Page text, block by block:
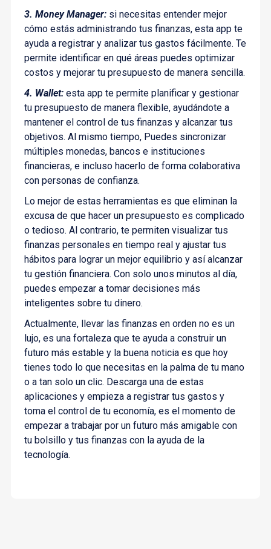
3. Money Manager:si necesitas entender mejor
cómo estás administrando tus finanzas, esta app te
ayuda a registrar y analizar tus gastos fácilmente. Te
permite identificar en qué áreas puedes optimizar
costos y mejorar tu presupuesto de manera sencilla.
4. Wallet:esta app te permite planificar y gestionar
tu presupuesto de manera flexible, ayudándote a
mantener el control de tus finanzas y alcanzar tus
objetivos. Al mismo tiempo, Puedes sincronizar
múltiples monedas, bancos e instituciones
financieras, e incluso hacerlo de forma colaborativa
con personas de confianza.
Lo mejor de estas herramientas es que eliminan la
excusa de que hacer un presupuesto es complicado
o tedioso. Al contrario, te permiten visualizar tus
finanzas personales en tiempo real y ajustar tus
hábitos para lograr un mejor equilibrio y así alcanzar
tu gestión financiera. Con solo unos minutos al día,
puedes empezar a tomar decisiones más
inteligentes sobre tu dinero.
Actualmente, llevar las finanzas en orden no es un
lujo, es una fortaleza que te ayuda a construir un
futuro más estable y la buena noticia es que hoy
tienes todo lo que necesitas en la palma de tu mano
o a tan solo un clic. Descarga una de estas
aplicaciones y empieza a registrar tus gastos y
toma el control de tu economía, es el momento de
empezar a trabajar por un futuro más amigable con
tu bolsillo y tus finanzas con la ayuda de la
tecnología.